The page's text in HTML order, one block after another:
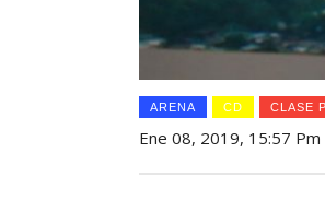
ARENA CD CLASE
Ene 08, 2019, 15:57 Pm